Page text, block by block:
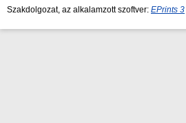
Szakdolgozat, az alkalamzott szoftver: EPrints 3